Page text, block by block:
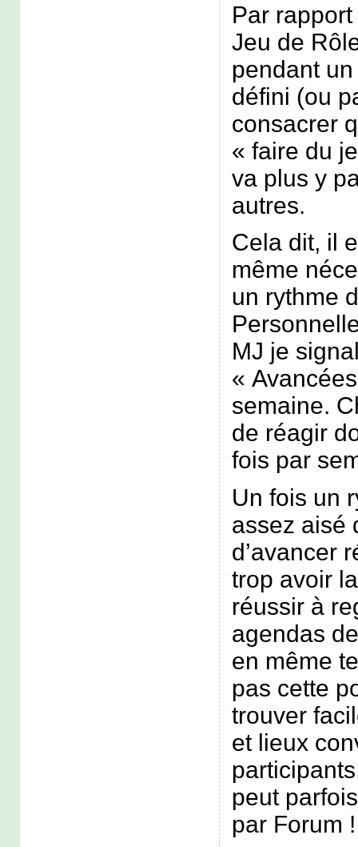
Par
Jeu de
pendant
défini (ou
consacrer
« faire du
va plus y
autres.
Cela dit, il
même
un rythme
MJ je
«
semaine.
de réagir
fois par
Un fois un
assez aisé
d’avancer
trop avoir
réussir à
agendas
en même
pas cette
trouver
et lieux
peut
par Forum !